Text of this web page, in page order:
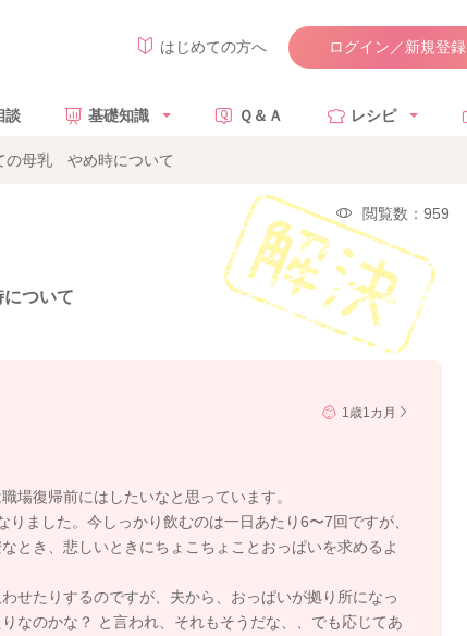
はじめての方へ ログイン／新規登録
談 基礎知識 Ｑ＆Ａ レシピ
の母乳 やめ時について
閲覧数：959
ついて
1歳1カ月
場復帰前にはしたいなと思っています。
ました。今しっかり飲むのは一日あたり6〜7回ですが、
とき、悲しいときにちょこちょことおっぱいを求めるよ
せたりするのですが、夫から、おっぱいが拠り所になっ
なのかな？ と言われ、それもそうだな、、でも応じてあ